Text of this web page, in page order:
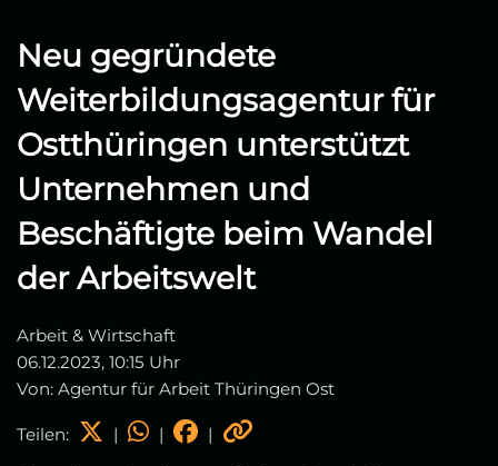
Neu gegründete
Weiterbildungsagentur für
Ostthüringen unterstützt
Unternehmen und
Beschäftigte beim Wandel
der Arbeitswelt
Arbeit & Wirtschaft
06.12.2023, 10:15 Uhr
Von: Agentur für Arbeit Thüringen Ost
Teilen: | | |